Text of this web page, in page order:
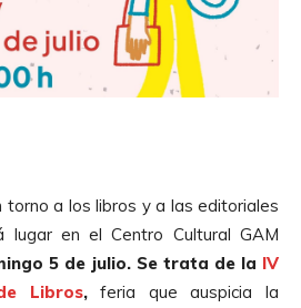
torno a los libros y a las editoriales
lugar en el Centro Cultural GAM
5 de julio. Se trata de la IV
Libros,feria que auspicia la